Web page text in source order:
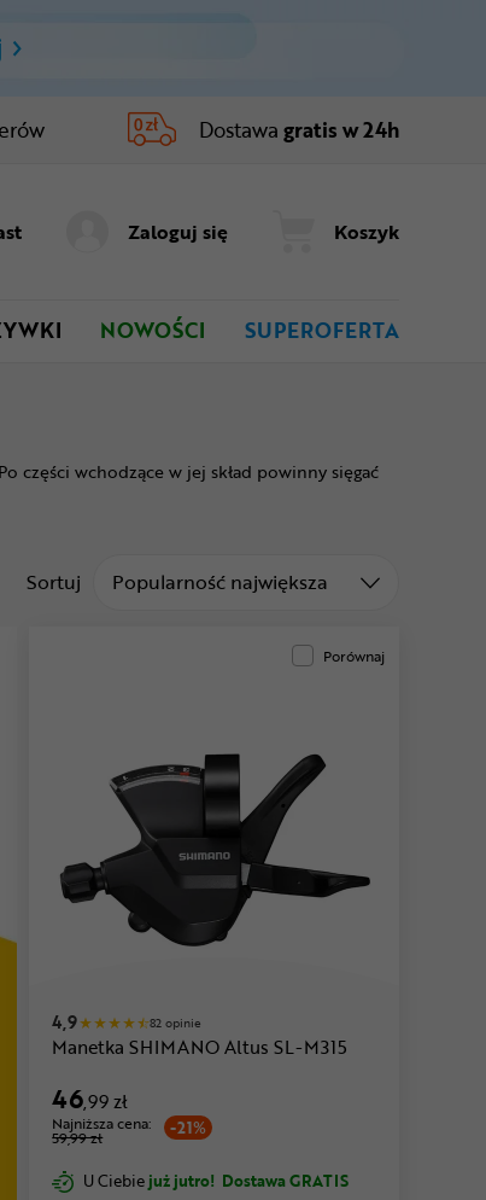
Dostawa gratis w 24h
Zaloguj się Koszyk
NOWOŚCI SUPEROFERTA
części wchodzące w jej skład powinny sięgać
Sortuj Sortuj od
Popularność największa
Porównaj
4,9 82 opinie
Manetka SHIMANO Altus SL-M315
46,99 zł
-21%
Najniższa cena:
59,99 zł
U Ciebiejuż jutro! Dostawa GRATIS